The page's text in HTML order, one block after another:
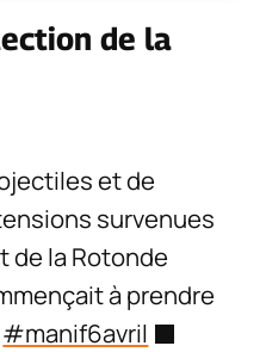
de la
et de
survenues
de la Rotonde
à prendre
#manif6avril